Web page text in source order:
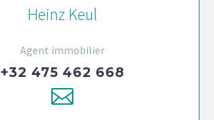
Heinz Keul
Agent immobilier
+32 475 462 668